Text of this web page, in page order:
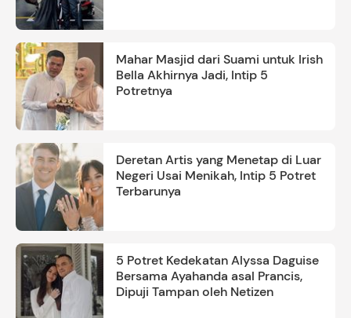
Mahar Masjid dari Suami untuk Irish
Bella Akhirnya Jadi, Intip 5
Potretnya
Deretan Artis yang Menetap di Luar
Negeri Usai Menikah, Intip 5 Potret
Terbarunya
5 Potret Kedekatan Alyssa Daguise
Bersama Ayahanda asal Prancis,
Dipuji Tampan oleh Netizen